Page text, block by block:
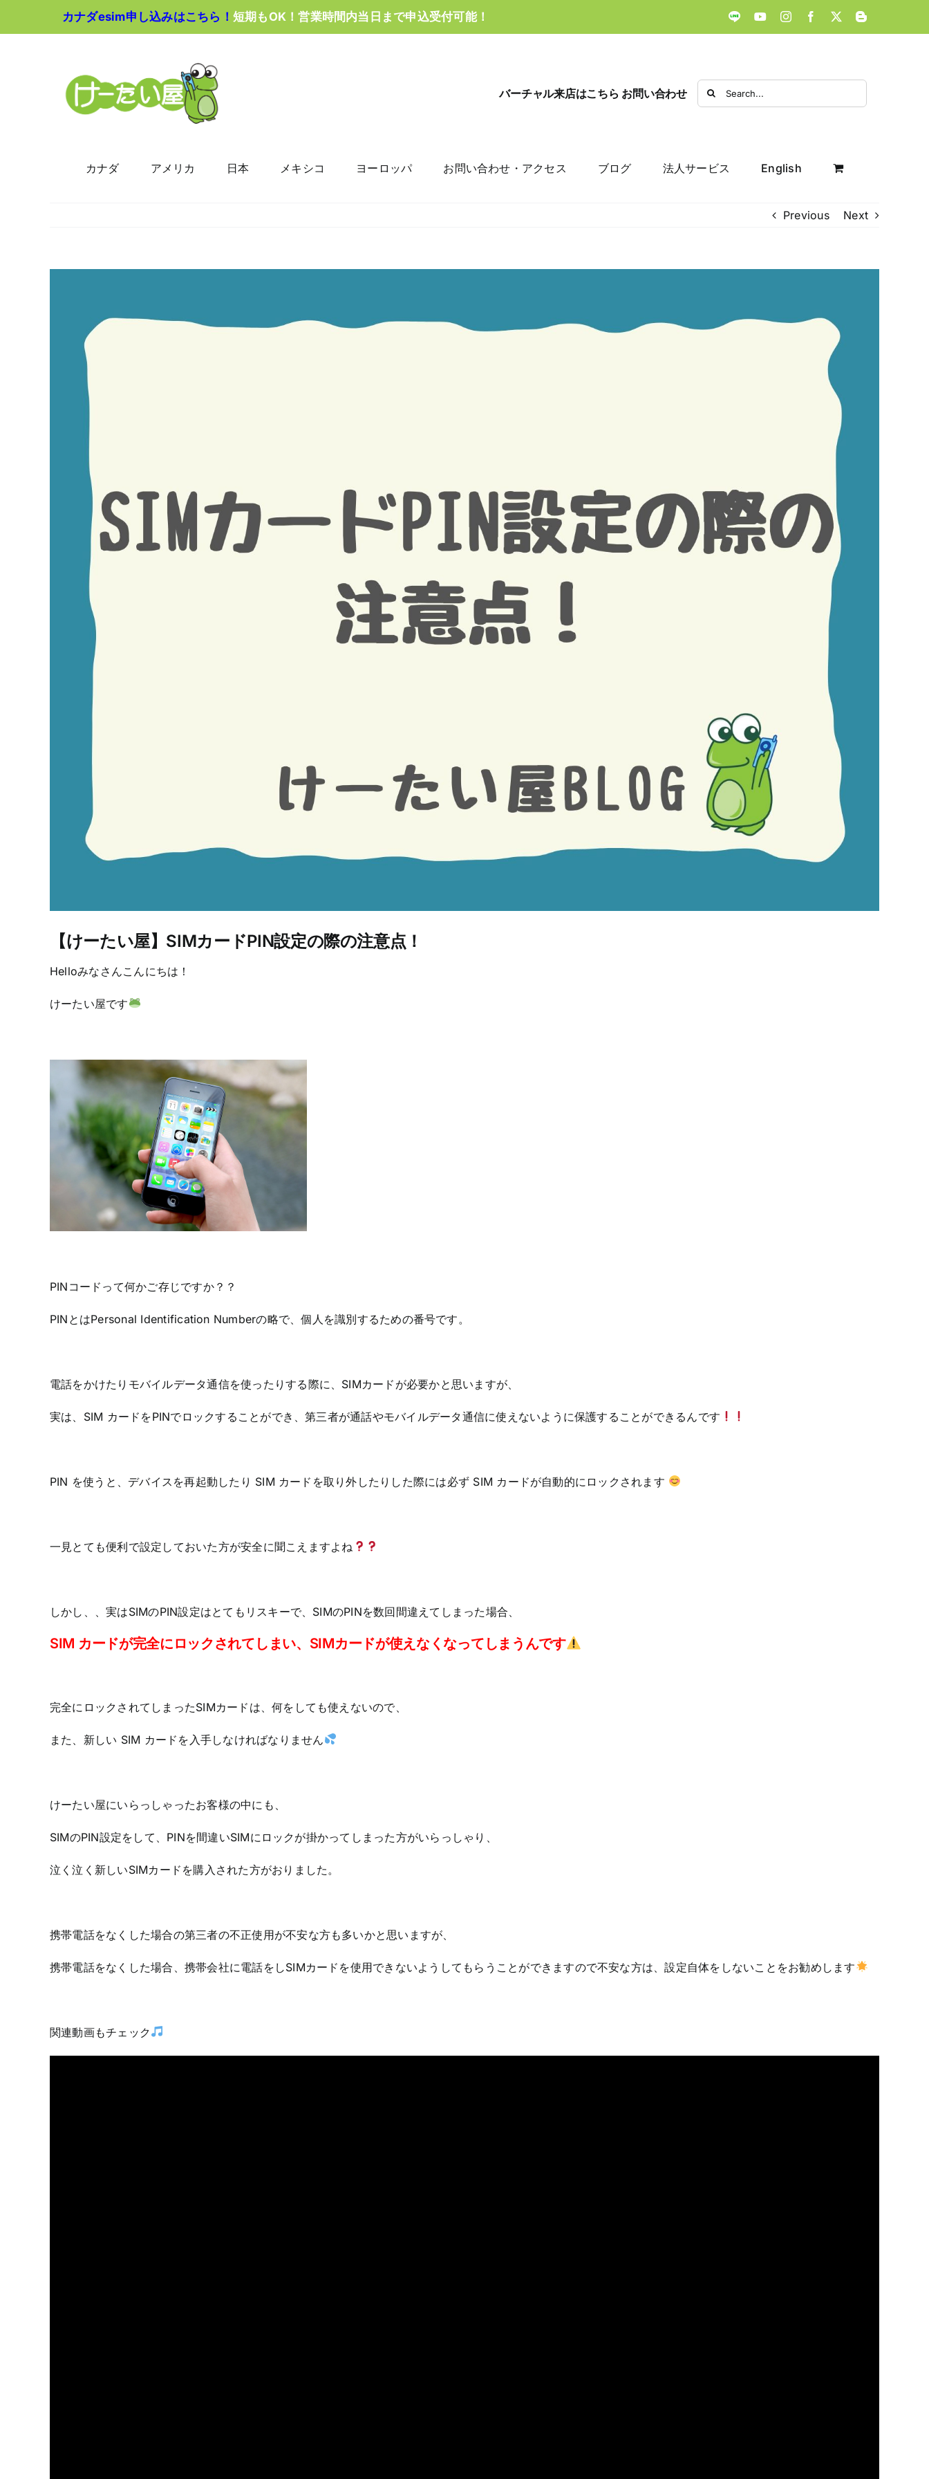
カナダesim申し込みはこちら！ 短期もOK！営業時間内当日まで申込受付可能！ LINE YouTubeInstagramFacebook
X Blogger
バーチャル来店はこちら お問い合わせ
Search
for:
カナダ アメリカ 日本 メキシコ ヨーロッパ お問い合わせ・アクセス ブログ 法人サービス English
Previous Next
【けーたい屋】SIMカードPIN設定の際の注意点！
Helloみなさんこんにちは！
けーたい屋です
PINコードって何かご存じですか？？
PINとはPersonal Identification Numberの略で、個人を識別するための番号です。
電話をかけたりモバイルデータ通信を使ったりする際に、SIMカードが必要かと思いますが、
実は、SIM カードをPINでロックすることができ、第三者が通話やモバイルデータ通信に使えないように保護することができるんです
PIN を使うと、デバイスを再起動したり SIM カードを取り外したりした際には必ず SIM カードが自動的にロックされます
一見とても便利で設定しておいた方が安全に聞こえますよね
しかし、、実はSIMのPIN設定はとてもリスキーで、SIMのPINを数回間違えてしまった場合、
SIM カードが完全にロックされてしまい、SIMカードが使えなくなってしまうんです
完全にロックされてしまったSIMカードは、何をしても使えないので、
また、新しい SIM カードを入手しなければなりません
けーたい屋にいらっしゃったお客様の中にも、
SIMのPIN設定をして、PINを間違いSIMにロックが掛かってしまった方がいらっしゃり、
泣く泣く新しいSIMカードを購入された方がおりました。
携帯電話をなくした場合の第三者の不正使用が不安な方も多いかと思いますが、
携帯電話をなくした場合、携帯会社に電話をしSIMカードを使用できないようしてもらうことができますので不安な方は、設定自体をしないことをお勧めします
関連動画もチェック